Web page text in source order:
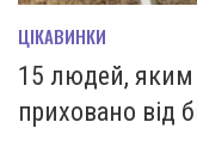
ЦІКАВИНКИ
15 людей,
приховано від